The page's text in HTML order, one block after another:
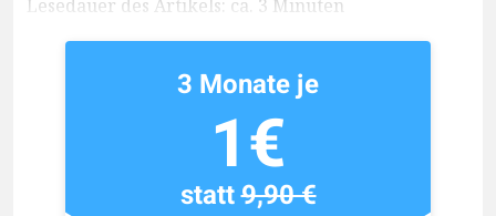
Lesedauer des Artikels: ca. 3 Minuten
3 Monate je
1€
statt9,90 €